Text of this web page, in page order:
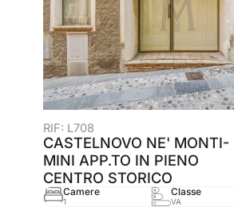
RIF: L708
CASTELNOVO NE' MONTI-
MINI APP.TO IN PIENO
CENTRO STORICO
Camere
1
Classe
VA